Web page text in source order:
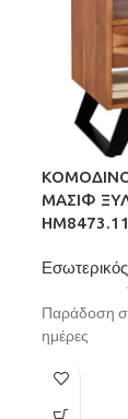
ΜΑΣΙΦ
Παράδοση
ημέρες